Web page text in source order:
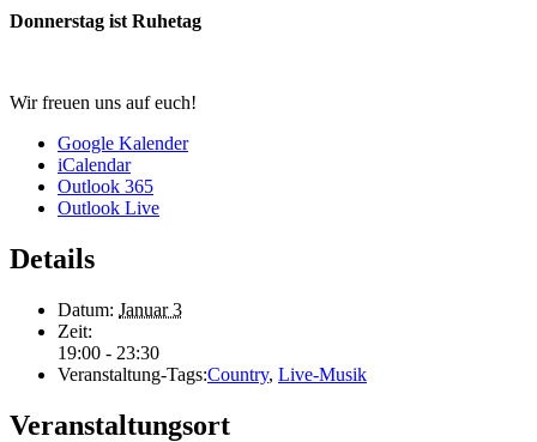
Donnerstag ist Ruhetag
Wir freuen uns auf euch!
Google Kalender
iCalendar
Outlook 365
Outlook Live
Details
Datum: Januar 3
Zeit:
19:00 - 23:30
Veranstaltung-Tags:Country, Live-Musik
Veranstaltungsort